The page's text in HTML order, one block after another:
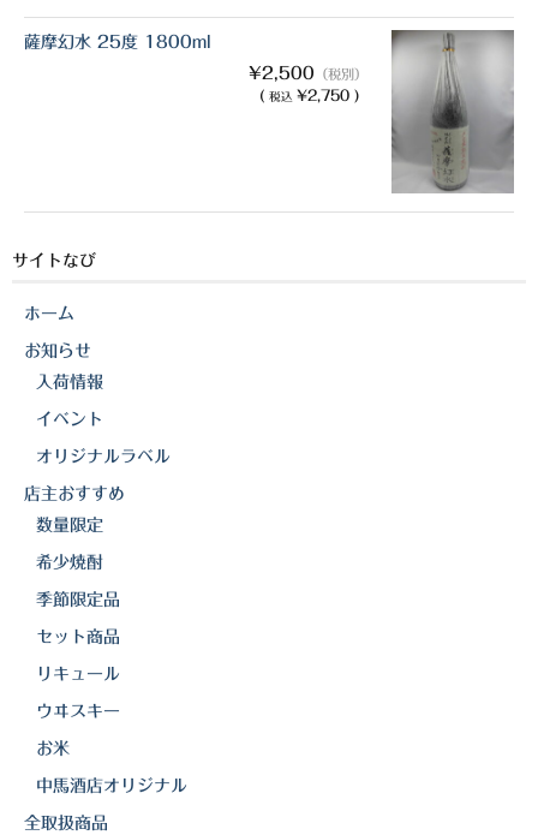
薩摩幻水 25度 1800ml
¥2,500 （税別）
( 税込 ¥2,750 )
サイトなび
ホーム
お知らせ
入荷情報
イベント
オリジナルラベル
店主おすすめ
数量限定
希少焼酎
季節限定品
セット商品
リキュール
ウヰスキー
お米
中馬酒店オリジナル
全取扱商品